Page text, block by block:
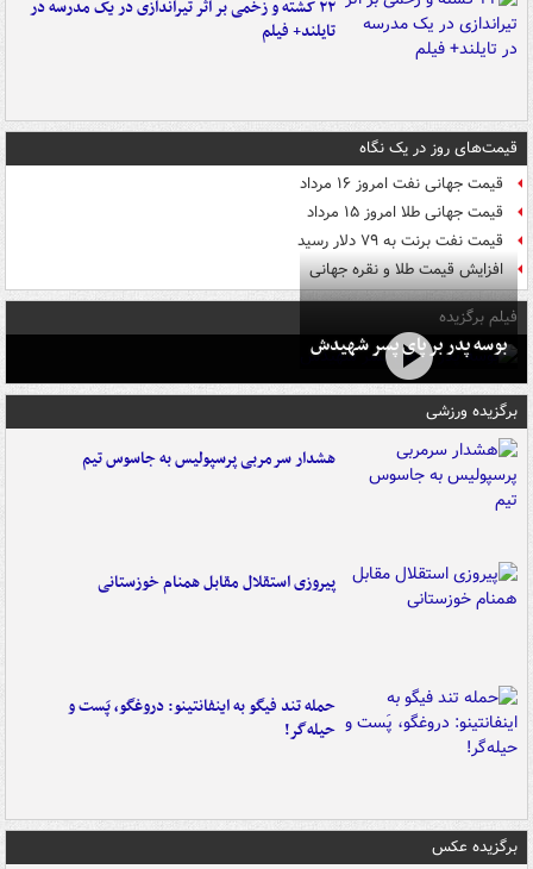
۲۲ کشته و زخمی بر اثر تیراندازی در یک مدرسه در
تایلند+ فیلم
قیمت‌های روز در یک نگاه
قیمت جهانی نفت امروز ۱۶ مرداد
قیمت جهانی طلا امروز ۱۵ مرداد
قیمت نفت برنت به ۷۹ دلار رسید
افزایش قیمت طلا و نقره جهانی
فیلم برگزیده
بوسه‌ پدر بر پای پسر شهیدش
برگزیده ورزشی
هشدار سرمربی پرسپولیس به جاسوس تیم
پیروزی استقلال مقابل همنام خوزستانی
حمله تند فیگو به اینفانتینو: دروغگو، پَست‌ و
حیله‌گر!
برگزیده عکس